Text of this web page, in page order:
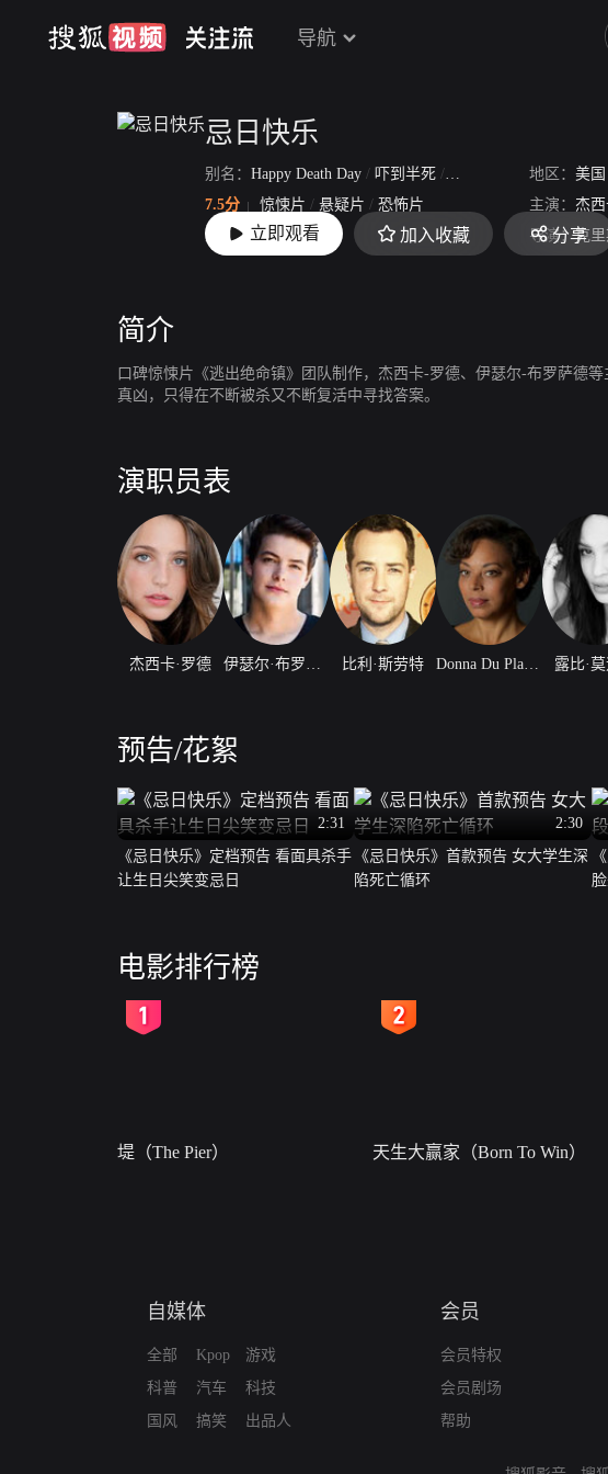
导航
忌日快乐
别名： Happy Death Day / 吓到半死 / Again Half to Death
地区： 美国
7.5分
惊悚片 / 悬疑片 / 恐怖片 主演： 杰
上映：2017-10-13 导演：克里
立即观看 加入收藏 分享
简介
口碑惊悚片《逃出绝命镇》团队制作，杰西卡-罗德、伊瑟尔-布罗萨德
真凶，只得在不断被杀又不断复活中寻找答案。
演职员表
杰西卡·罗德 比利·斯劳特 露比·
预告/花絮
2:31
《忌日快乐》定档预告 看面具杀手
让生日尖笑变忌日
2:30
《忌日快乐》首款预告 女大学生深
陷死亡循环
电影排行榜
堤（The Pier） 天生大赢家（Born To Win）
自媒体
全部
科普
国风
Kpop
汽车
搞笑
游戏
科技
出品人
会员
会员特权
会员剧场
帮助